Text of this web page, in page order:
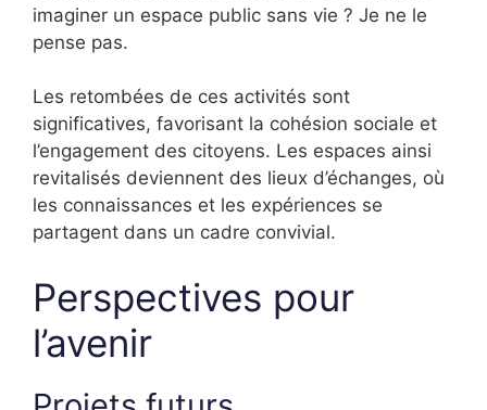
imaginer un espace public sans vie ? Je ne le
pense pas.
Les retombées de ces activités sont
significatives, favorisant la cohésion sociale et
l’engagement des citoyens. Les espaces ainsi
revitalisés deviennent des lieux d’échanges, où
les connaissances et les expériences se
partagent dans un cadre convivial.
Perspectives pour
l’avenir